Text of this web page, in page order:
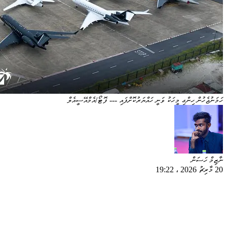
ހަމަނުޖެހުން ހިންގި މީހަކު ވަނީ ހައްޔަރުކޮށްފައި --- ފޮޓޯ/އެމްއޭސީއެލް
ނާޒިމް ހަސަން
20 މާރިޗު 2026
، 19:22